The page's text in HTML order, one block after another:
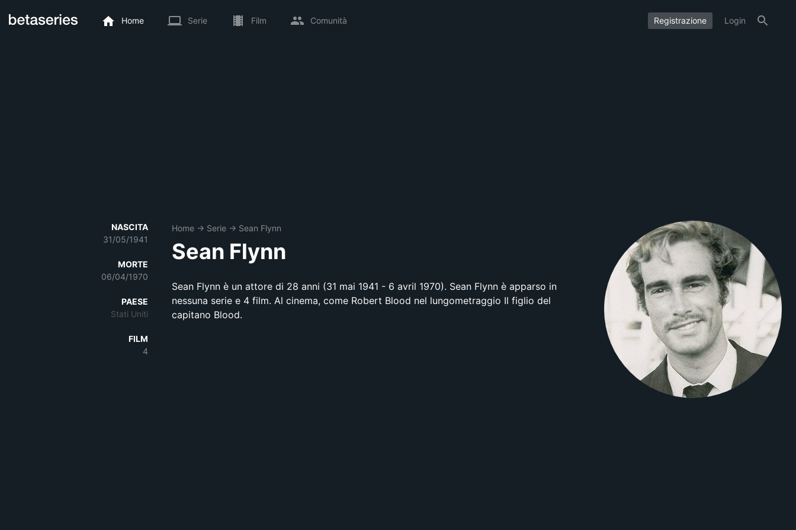
Home Serie Film Comunità Registrazione Login
NASCITA
31/05/1941
MORTE
06/04/1970
PAESE
Stati Uniti
FILM
4
Home → Serie → Sean Flynn
Sean Flynn
Sean Flynn è un attore di 28 anni (31 mai 1941 - 6 avril 1970). Sean Flynn è apparso in
nessuna serie e 4 film. Al cinema, come Robert Blood nel lungometraggio Il figlio del
capitano Blood.